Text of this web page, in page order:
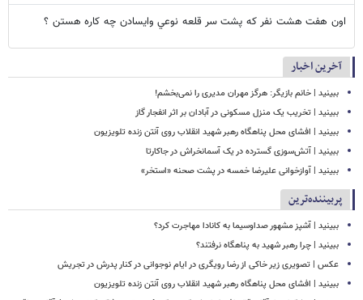
اون هفت هشت نفر كه پشت سر قلعه نوعي وايسادن چه كاره هستن ؟
آخرین اخبار
ببینید | خانم بازیگر: هرگز مهران مدیری را نمی‌بخشم!
ببینید | تخریب یک منزل مسکونی در آبادان بر اثر انفجار گاز
ببینید | افشای محل پناهگاه‌ رهبر شهید انقلاب روی آنتن زنده تلویزیون
ببینید | ​​​​​​​آتش‌سوزی گسترده در یک آسمانخراش در جاکارتا
ببینید | آوازخوانی علیرضا خمسه در پشت صحنه «استخر»
پربیننده‌ترین
ببینید | آشپز مشهور صداوسیما به کانادا مهاجرت کرد؟
ببینید | چرا رهبر شهید به پناهگاه نرفتند؟
عکس | تصویری زیر خاکی از رضا رویگری در ایام نوجوانی در کنار پدرش در تجریش
ببینید | افشای محل پناهگاه‌ رهبر شهید انقلاب روی آنتن زنده تلویزیون